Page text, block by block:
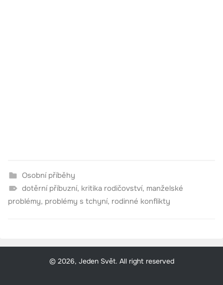
Osobní příběhy
dotěrní příbuzní, kritika rodičovství, manželské
problémy, problémy s tchyní, rodinné konflikty
© 2026, Jeden Svět. All right reserved